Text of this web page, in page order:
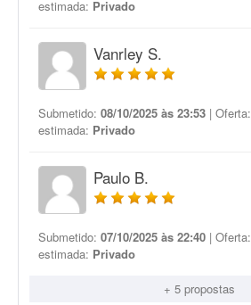
estimada: Privado
Vanrley S.
Submetido: 08/10/2025 às 23:53 | Oferta:
estimada: Privado
Paulo B.
Submetido: 07/10/2025 às 22:40 | Oferta:
estimada: Privado
+ 5 propostas